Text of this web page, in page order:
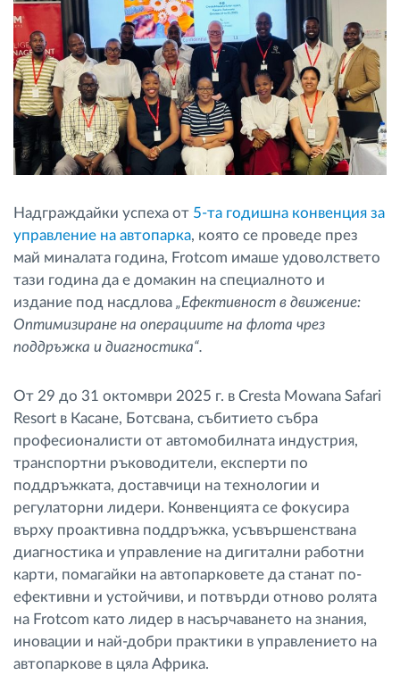
Как отговаряме на нуждите на всяка
флота
Калкулатор за спестявания
Надграждайки успеха от 5-та годишна конвенция за
управление на автопарка, която се проведе през
май миналата година, Frotcom имаше удоволствето
тази година да е домакин на специалното и
издание под насдлова „Ефективност в движение:
Оптимизиране на операциите на флота чрез
поддръжка и диагностика“.
От 29 до 31 октомври 2025 г. в Cresta Mowana Safari
Resort в Касане, Ботсвана, събитието събра
професионалисти от автомобилната индустрия,
транспортни ръководители, експерти по
поддръжката, доставчици на технологии и
регулаторни лидери. Конвенцията се фокусира
върху проактивна поддръжка, усъвършенствана
диагностика и управление на дигитални работни
карти, помагайки на автопарковете да станат по-
ефективни и устойчиви, и потвърди отново ролята
на Frotcom като лидер в насърчаването на знания,
иновации и най-добри практики в управлението на
автопаркове в цяла Африка.